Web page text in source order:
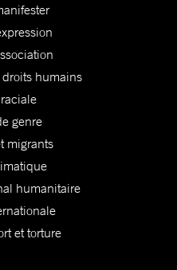
humains
genre
migrants
humanitaire
et torture